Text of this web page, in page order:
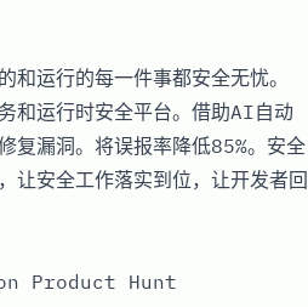
和运行的每一件事都安全无忧。
和运行时安全平台。借助AI自动
复漏洞。将误报率降低85%。安全
让安全工作落实到位，让开发者回
Product Hunt